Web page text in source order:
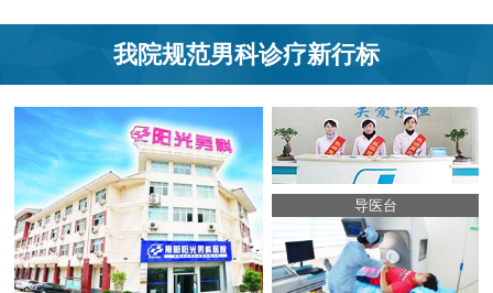
我院规范男科诊疗新行标
导医台